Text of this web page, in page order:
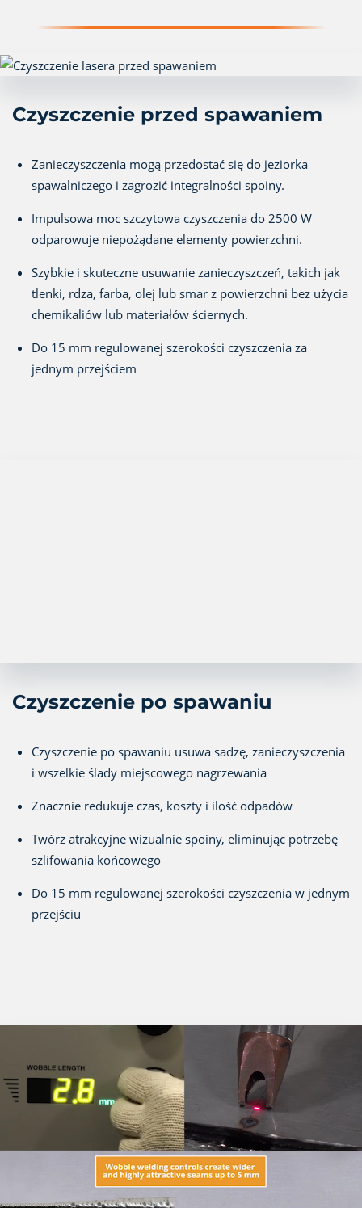
Czyszczenie przed spawaniem
Zanieczyszczenia mogą przedostać się do jeziorka
spawalniczego i zagrozić integralności spoiny.
Impulsowa moc szczytowa czyszczenia do 2500 W
odparowuje niepożądane elementy powierzchni.
Szybkie i skuteczne usuwanie zanieczyszczeń, takich jak
tlenki, rdza, farba, olej lub smar z powierzchni bez użycia
chemikaliów lub materiałów ściernych.
Do 15 mm regulowanej szerokości czyszczenia za
jednym przejściem
Czyszczenie po spawaniu
Czyszczenie po spawaniu usuwa sadzę, zanieczyszczenia
i wszelkie ślady miejscowego nagrzewania
Znacznie redukuje czas, koszty i ilość odpadów
Twórz atrakcyjne wizualnie spoiny, eliminując potrzebę
szlifowania końcowego
Do 15 mm regulowanej szerokości czyszczenia w jednym
przejściu